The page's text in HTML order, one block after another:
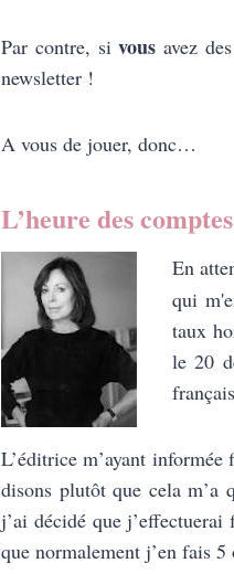
Par contre, sivous avez
newsletter !
A vous de jouer, donc…
L’heure des
En
qui
taux
le 20
L’éditrice m’ayant
disons plutôt que cela m’a
j’ai décidé que
que normalement j’en fais